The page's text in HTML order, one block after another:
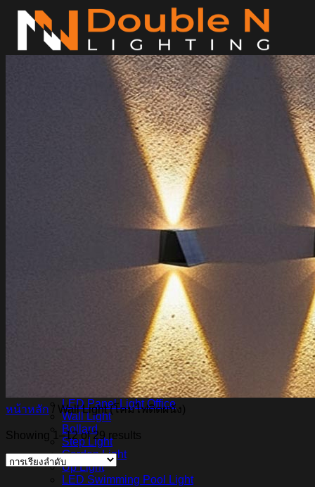
ข้าม
DOWNLIGHT E27
DOWNLIGHT GU10 MR16 MR11
หลอดไฟ LED MEGAMAN
หลอดไฟ LED LAMPO
LED Neon Flex
Power Supply
LED Panel Light Office
Wall Light
Bollard
Step Light
Garden Light
Up Light
LED Swimming Pool Light
หน้าหลัก / Wall Light (โคมไฟติดผนัง)
Showing 1–12 of 29 results